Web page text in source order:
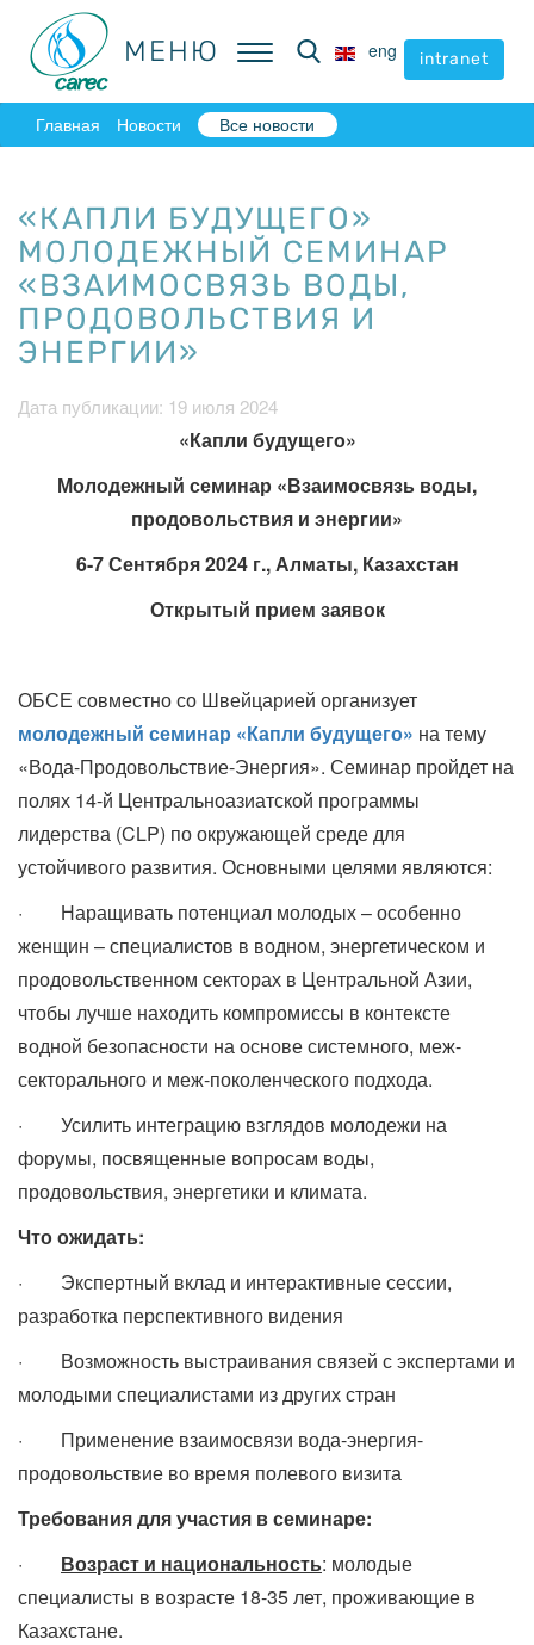
МЕНЮ eng intranet
МЕНЮ eng intranet
Главная Новости Все новости
«КАПЛИ БУДУЩЕГО»
МОЛОДЕЖНЫЙ СЕМИНАР
«ВЗАИМОСВЯЗЬ ВОДЫ,
ПРОДОВОЛЬСТВИЯ И
ЭНЕРГИИ»
Дата публикации: 19 июля 2024
«Капли будущего»
Молодежный семинар «Взаимосвязь воды,
продовольствия и энергии»
6-7 Сентября 2024 г., Алматы, Казахстан
Открытый прием заявок
ОБСЕ совместно со Швейцарией организует
молодежный семинар «Капли будущего» на тему
«Вода-Продовольствие-Энергия». Семинар пройдет на
полях 14-й Центральноазиатской программы
лидерства (CLP) по окружающей среде для
устойчивого развития. Основными целями являются:
· Наращивать потенциал молодых – особенно
женщин – специалистов в водном, энергетическом и
продовольственном секторах в Центральной Азии,
чтобы лучше находить компромиссы в контексте
водной безопасности на основе системного, меж-
секторального и меж-поколенческого подхода.
· Усилить интеграцию взглядов молодежи на
форумы, посвященные вопросам воды,
продовольствия, энергетики и климата.
Что ожидать:
· Экспертный вклад и интерактивные сессии,
разработка перспективного видения
· Возможность выстраивания связей с экспертами и
молодыми специалистами из других стран
· Применение взаимосвязи вода-энергия-
продовольствие во время полевого визита
Требования для участия в семинаре:
· Возраст и национальность: молодые
специалисты в возрасте 18-35 лет, проживающие в
Казахстане.